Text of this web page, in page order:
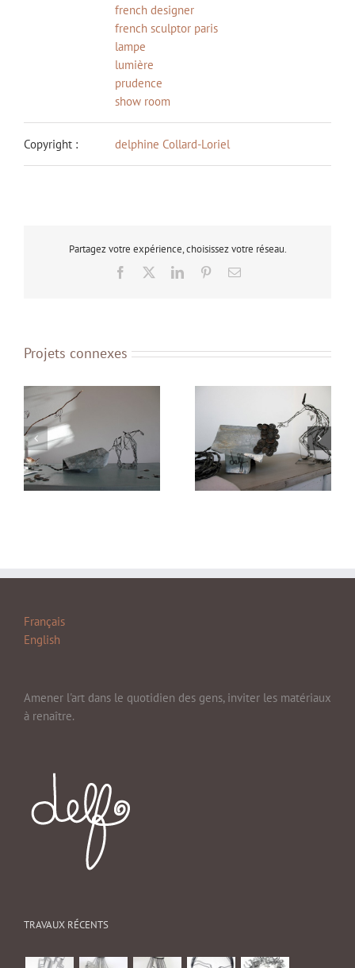
french designer
french sculptor paris
lampe
lumière
prudence
show room
Copyright : delphine Collard-Loriel
Partagez votre expérience, choisissez votre réseau.
Facebook LinkedInPinterestEmail
Projets connexes
Prudence Curiosité
Français
English
Amener l'art dans le quotidien des gens, inviter les matériaux
à renaître.
TRAVAUX RÉCENTS